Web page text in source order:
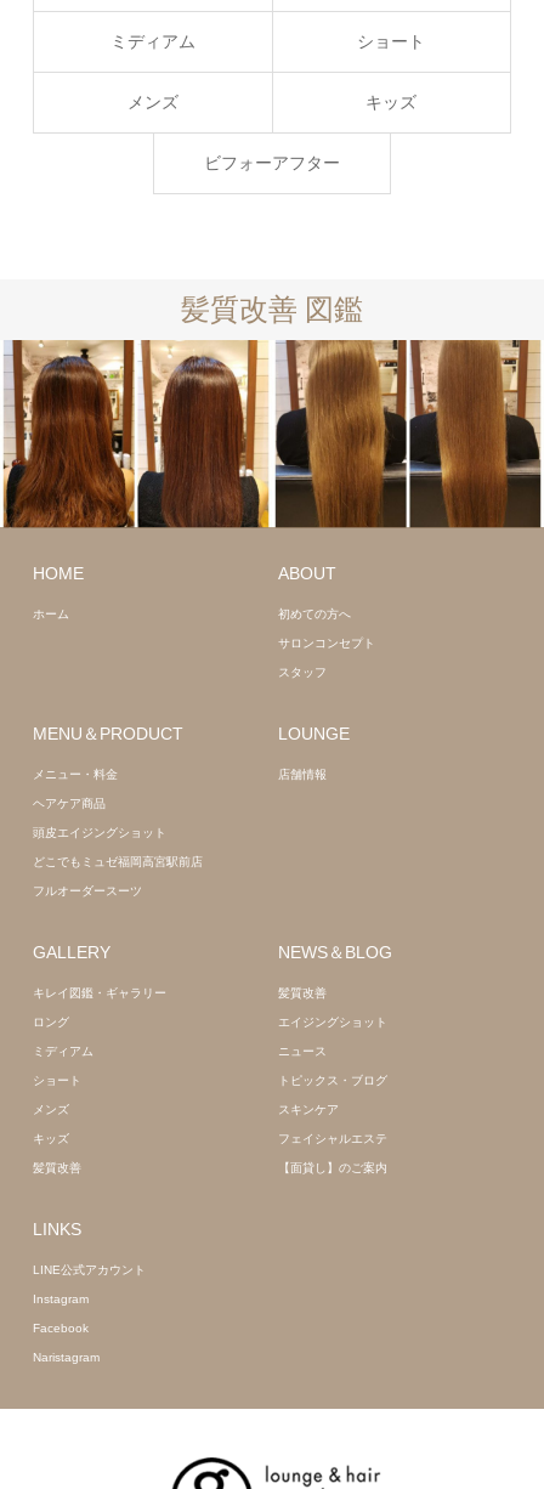
ミディアム ショート
メンズ キッズ
ビフォーアフター
髪質改善 図鑑
HOME
ホーム
ABOUT
初めての方へ
サロンコンセプト
スタッフ
MENU＆PRODUCT
メニュー・料金
ヘアケア商品
頭皮エイジングショット
どこでもミュゼ福岡高宮駅前店
フルオーダースーツ
LOUNGE
店舗情報
GALLERY
キレイ図鑑・ギャラリー
ロング
ミディアム
ショート
メンズ
キッズ
髪質改善
NEWS＆BLOG
髪質改善
エイジングショット
ニュース
トピックス・ブログ
スキンケア
フェイシャルエステ
【面貸し】のご案内
LINKS
LINE公式アカウント
Instagram
Facebook
Naristagram